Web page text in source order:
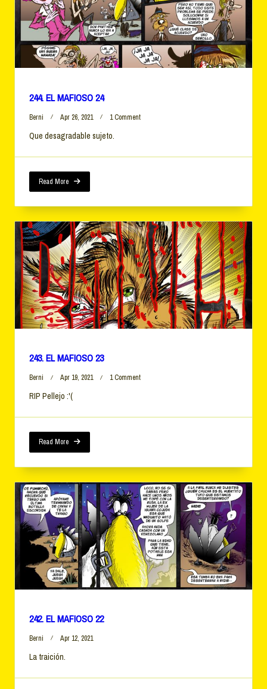
244. EL MAFIOSO 24
Berni Apr 26, 2021 1 CommentOn
24
Que desagradable sujeto.
Read More
243. EL MAFIOSO 23
Berni Apr 19, 2021 1 CommentOn
23
RIP Pellejo :'(
Read More
242. EL MAFIOSO 22
Berni Apr 12, 2021
La traición.